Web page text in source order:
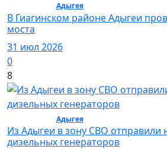
Адыгея/ Общество
В Гиагинском районе Адыгеи
моста
31 июл 2026
0
8
Адыгея/ Общество
Из Адыгеи в зону СВО отправили
дизельных генераторов